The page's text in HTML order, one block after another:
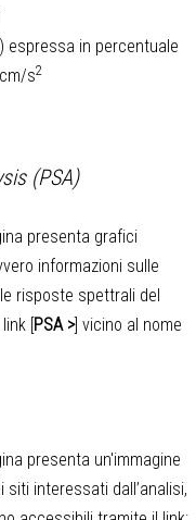
espressa in percentuale
s2
(PSA)
presenta grafici
informazioni sulle
risposte spettrali del
[PSA >] vicino al nome
presenta un'immagine
siti interessati dall’analisi,